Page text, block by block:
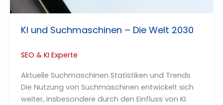
KI und Suchmaschinen – Die Welt 2030
SEO & KI Experte
Aktuelle Suchmaschinen Statistiken und Trends
Die Nutzung von Suchmaschinen entwickelt sich
weiter, insbesondere durch den Einfluss von KI.